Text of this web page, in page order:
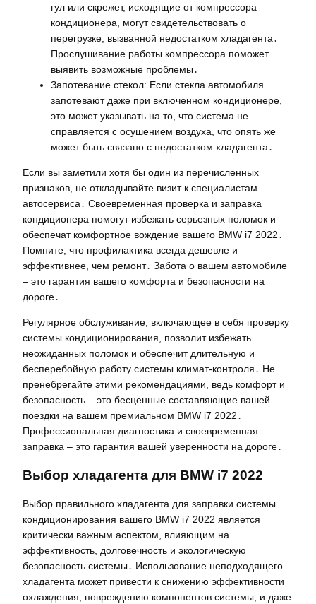
гул или скрежет, исходящие от компрессора
кондиционера, могут свидетельствовать о
перегрузке, вызванной недостатком хладагента․
Прослушивание работы компрессора поможет
выявить возможные проблемы․
Запотевание стекол: Если стекла автомобиля
запотевают даже при включенном кондиционере,
это может указывать на то, что система не
справляется с осушением воздуха, что опять же
может быть связано с недостатком хладагента․
Если вы заметили хотя бы один из перечисленных
признаков, не откладывайте визит к специалистам
автосервиса․ Своевременная проверка и заправка
кондиционера помогут избежать серьезных поломок и
обеспечат комфортное вождение вашего BMW i7 2022․
Помните, что профилактика всегда дешевле и
эффективнее, чем ремонт․ Забота о вашем автомобиле
– это гарантия вашего комфорта и безопасности на
дороге․
Регулярное обслуживание, включающее в себя проверку
системы кондиционирования, позволит избежать
неожиданных поломок и обеспечит длительную и
бесперебойную работу системы климат-контроля․ Не
пренебрегайте этими рекомендациями, ведь комфорт и
безопасность – это бесценные составляющие вашей
поездки на вашем премиальном BMW i7 2022․
Профессиональная диагностика и своевременная
заправка – это гарантия вашей уверенности на дороге․
Выбор хладагента для BMW i7 2022
Выбор правильного хладагента для заправки системы
кондиционирования вашего BMW i7 2022 является
критически важным аспектом, влияющим на
эффективность, долговечность и экологическую
безопасность системы․ Использование неподходящего
хладагента может привести к снижению эффективности
охлаждения, повреждению компонентов системы, и даже